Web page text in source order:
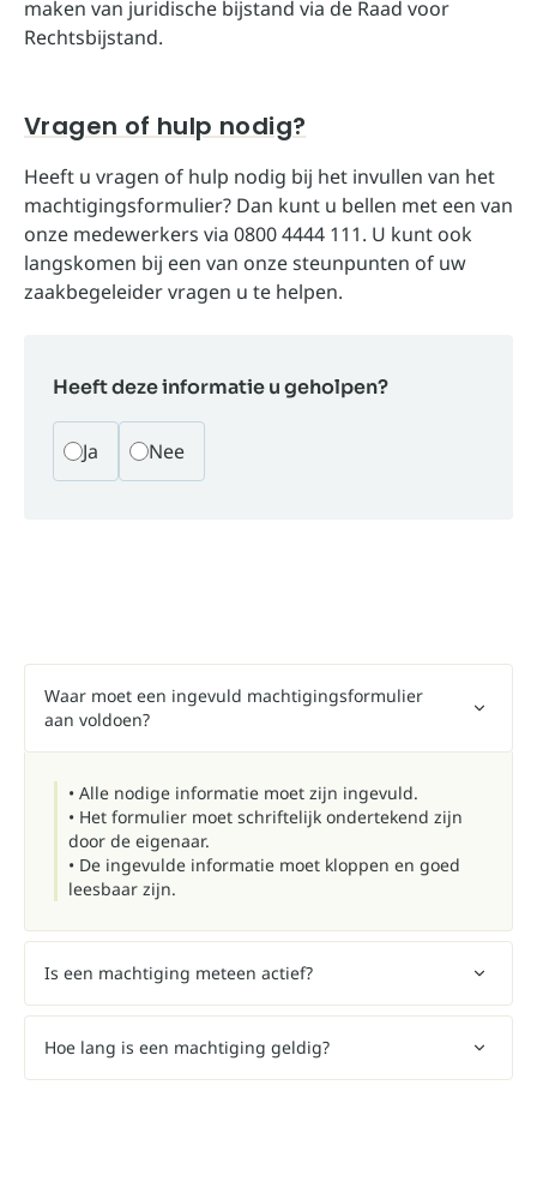
maken van juridische bijstand via de Raad voor
Rechtsbijstand.
Vragen of hulp nodig?
Heeft u vragen of hulp nodig bij het invullen van het
machtigingsformulier? Dan kunt u bellen met een van
onze medewerkers via 0800 4444 111. U kunt ook
langskomen bij een van onze steunpunten of uw
zaakbegeleider vragen u te helpen.
Heeft deze informatie u geholpen?
Ja Nee
Waar moet een ingevuld machtigingsformulier
aan voldoen?
• Alle nodige informatie moet zijn ingevuld.
• Het formulier moet schriftelijk ondertekend zijn
door de eigenaar.
• De ingevulde informatie moet kloppen en goed
leesbaar zijn.
Is een machtiging meteen actief?
Hoe lang is een machtiging geldig?